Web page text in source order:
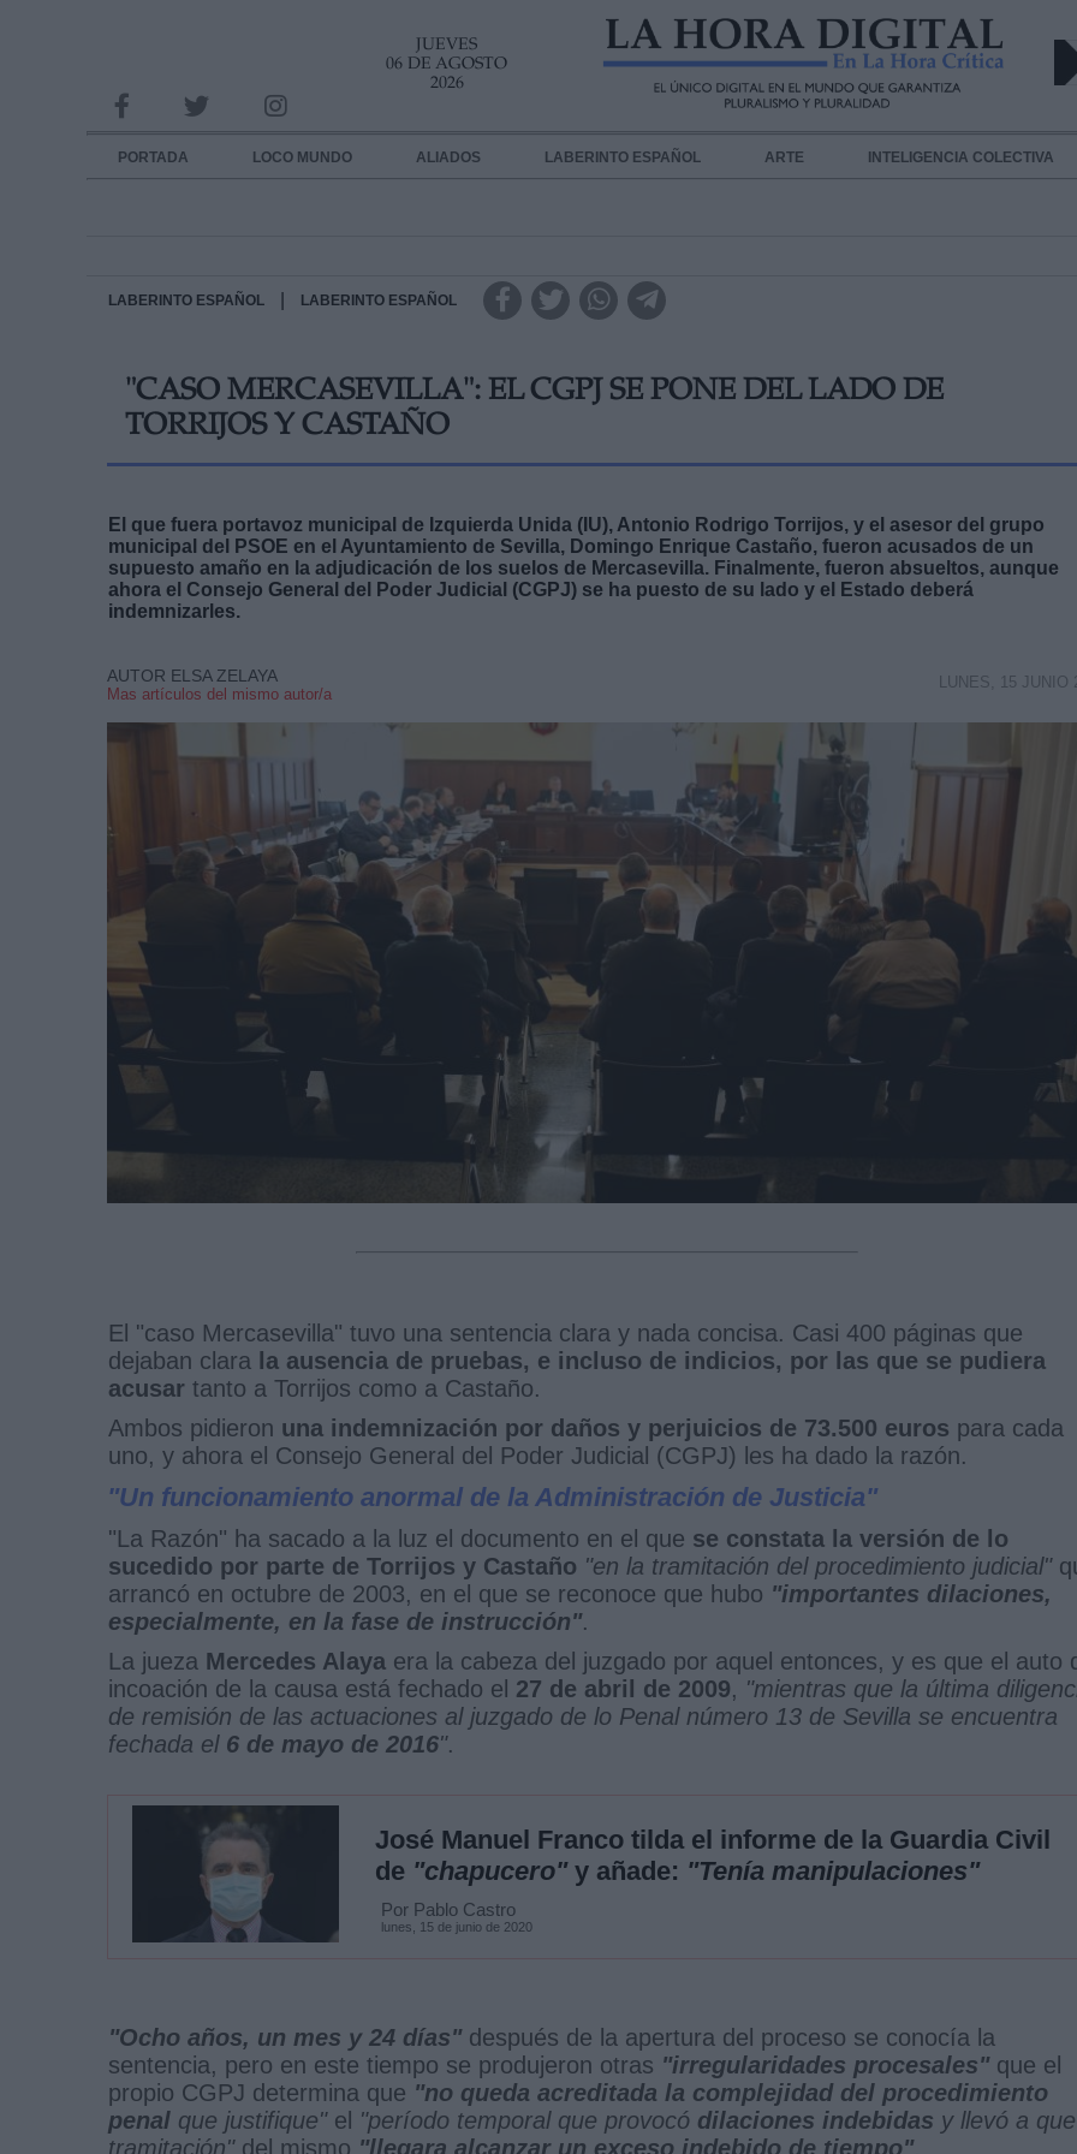
JUEVES
06 DE AGOSTO
2026
PORTADA LOCO MUNDO ALIADOS LABERINTO ESPAÑOL ARTE INTELIGENCIA COLECTIVA
LABERINTO ESPAÑOL LABERINTO ESPAÑOL
"CASO MERCASEVILLA": EL CGPJ SE PONE DEL LADO DE
TORRIJOS Y CASTAÑO
El que fuera portavoz municipal de Izquierda Unida (IU), Antonio Rodrigo Torrijos, y el asesor del grupo
municipal del PSOE en el Ayuntamiento de Sevilla, Domingo Enrique Castaño, fueron acusados de un
supuesto amaño en la adjudicación de los suelos de Mercasevilla. Finalmente, fueron absueltos, aunque
ahora el Consejo General del Poder Judicial (CGPJ) se ha puesto de su lado y el Estado deberá
indemnizarles.
AUTOR ELSA ZELAYA
Mas artículos del mismo autor/a
LUNES, 15 JUNIO
El "caso Mercasevilla" tuvo una sentencia clara y nada concisa. Casi 400 páginas que
dejaban clara la ausencia de pruebas, e incluso de indicios, por las que se pudiera
acusar tanto a Torrijos como a Castaño.
Ambos pidieron una indemnización por daños y perjuicios de 73.500 euros para cada
uno, y ahora el Consejo General del Poder Judicial (CGPJ) les ha dado la razón.
"Un funcionamiento anormal de la Administración de Justicia"
"La Razón" ha sacado a la luz el documento en el que se constata la versión de lo
sucedido por parte de Torrijos y Castaño "en la tramitación del procedimiento judicial"
arrancó en octubre de 2003, en el que se reconoce que hubo "importantes dilaciones,
especialmente, en la fase de instrucción".
La jueza Mercedes Alaya era la cabeza del juzgado por aquel entonces, y es que el auto
incoación de la causa está fechado el 27 de abril de 2009, "mientras que la última
de remisión de las actuaciones al juzgado de lo Penal número 13 de Sevilla se encuentra
fechada el 6 de mayo de 2016".
José Manuel Franco tilda el informe de la Guardia Civil
de "chapucero"y añade: "Tenía manipulaciones"
Por Pablo Castro
lunes, 15 de junio de 2020
"Ocho años, un mes y 24 días"después de la apertura del proceso se conocía la
sentencia, pero en este tiempo se produjeron otras "irregularidades procesales" que el
propio CGPJ determina que "no queda acreditada la complejidad del procedimiento
penal que justifique"el "período temporal que provocó dilaciones indebidas y llevó a
tramitación"del mismo "llegara alcanzar un exceso indebido de tiempo".
INFORMACION SOBRE LA PROTECCIÓN DE TUS DATOS
Responsable:
Destinatarios:
link
Información adicional
link